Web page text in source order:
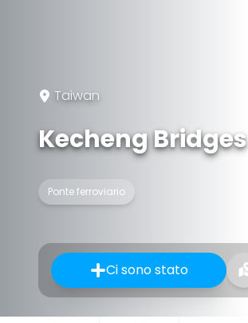
Taiwan
Kecheng Bridges
Ponte ferroviario
Ci sono stato